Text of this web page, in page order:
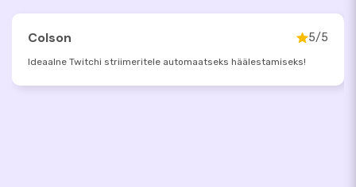
Colson 5/5
Ideaalne Twitchi striimeritele automaatseks häälestamiseks!